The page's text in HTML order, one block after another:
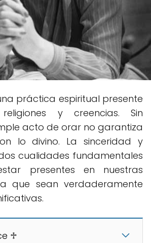
práctica espiritual presente
y creencias. Sin
acto de orar no garantiza
lo divino. La sinceridad y
cualidades fundamentales
presentes en nuestras
que sean verdaderamente
♱